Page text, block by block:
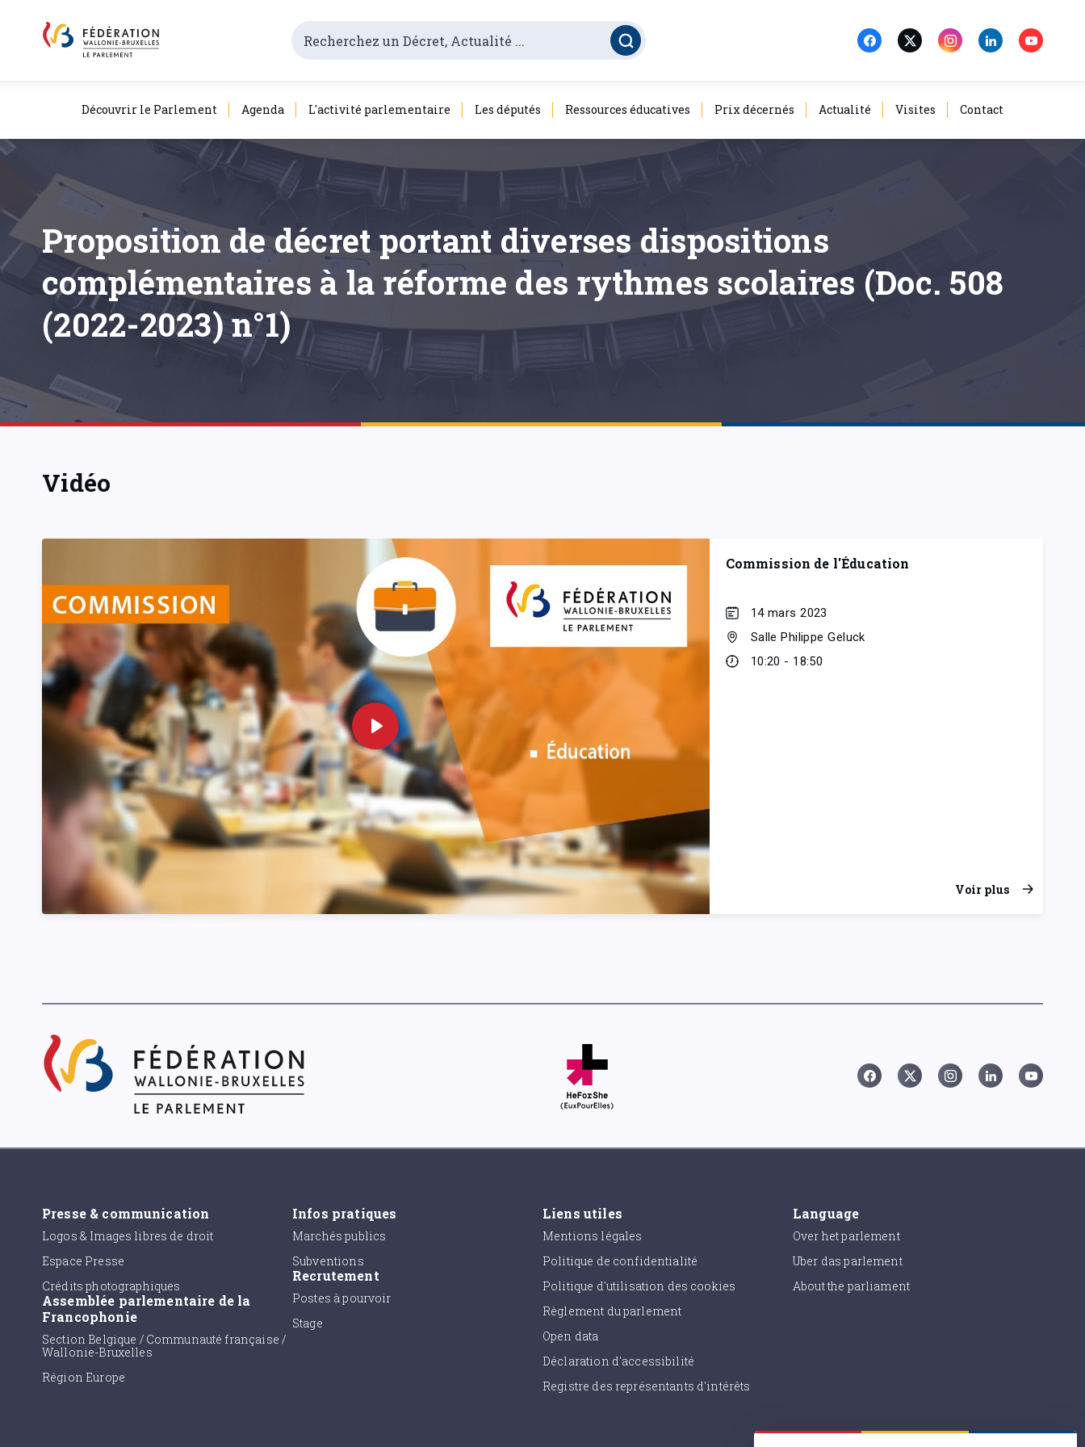
Découvrir le Parlement Agenda L'activité parlementaire Les députés Ressources éducatives Prix décernés Actualité Visites Contact
Proposition de décret portant diverses dispositions
complémentaires à la réforme des rythmes scolaires (Doc. 508
(2022-2023) n°1)
Vidéo
Commission de l'Éducation
14 mars 2023
Salle Philippe Geluck
10:20 - 18:50
Voir plus
Presse & communication
Logos & Images libres de droit
Espace Presse
Crédits photographiques
Assemblée parlementaire de la
Francophonie
Section Belgique / Communauté française /
Wallonie-Bruxelles
Région Europe
Infos pratiques
Marchés publics
Subventions
Recrutement
Postes à pourvoir
Stage
Liens utiles
Mentions légales
Politique de confidentialité
Politique d'utilisation des cookies
Règlement du parlement
Open data
Déclaration d'accessibilité
Registre des représentants d'intérêts
Language
Over het parlement
Uber das parlement
About the parliament